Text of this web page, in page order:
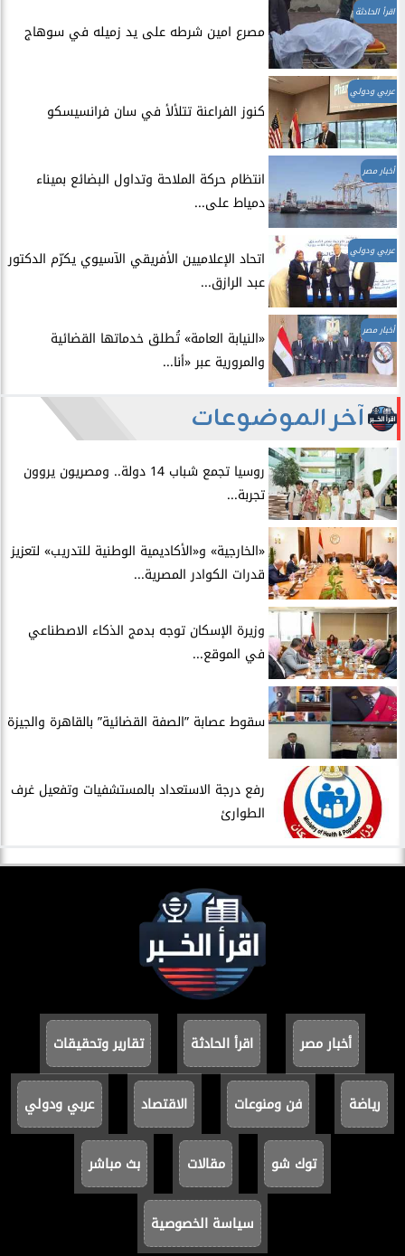
اقرأ الحادثة
مصرع امين شرطه على يد زميله في سوهاج
عربي ودولي
​كنوز الفراعنة تتلألأ في سان فرانسيسكو
أخبار مصر
انتظام حركة الملاحة وتداول البضائع بميناء
دمياط على...
عربي ودولي
اتحاد الإعلاميين الأفريقي الآسيوي يكرّم الدكتور
عبد الرازق...
أخبار مصر
​«النيابة العامة» تُطلق خدماتها القضائية
والمرورية عبر «أنا...
آخر الموضوعات
روسيا تجمع شباب 14 دولة.. ومصريون يروون
تجربة...
​«الخارجية» و«الأكاديمية الوطنية للتدريب» لتعزيز
قدرات الكوادر المصرية...
​وزيرة الإسكان توجه بدمج الذكاء الاصطناعي
في الموقع...
سقوط عصابة ”الصفة القضائية” بالقاهرة والجيزة
​رفع درجة الاستعداد بالمستشفيات وتفعيل غرف
الطوارئ
أخبار مصر اقرأ الحادثة تقارير وتحقيقات
رياضة فن ومنوعات الاقتصاد عربي ودولي
توك شو مقالات بث مباشر
سياسة الخصوصية